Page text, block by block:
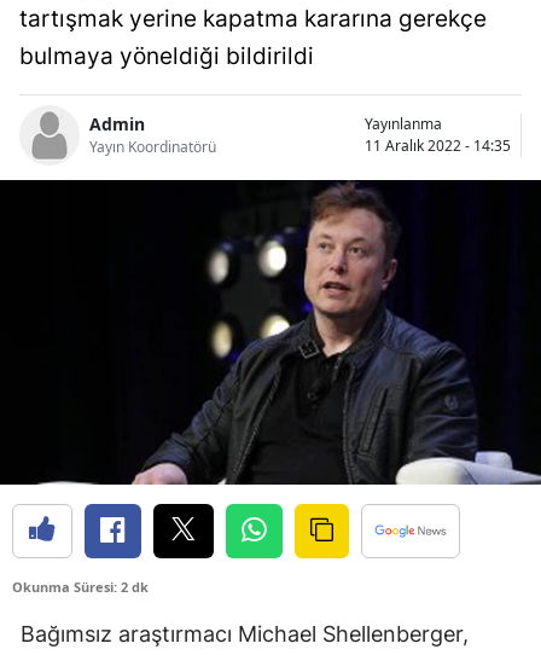
Bilecik
Bitlis
Bolu
Burdur
Bursa
Çanakkale
Çankırı
Çorum
Denizli
Diyarbakır
Elazığ
tartışmak yerine kapatma kararına gerekçe
bulmaya yöneldiği bildirildi
Admin
Yayın Koordinatörü
Yayınlanma
11 Aralık 2022 - 14:35
Okunma Süresi: 2 dk
Bağımsız araştırmacı Michael Shellenberger,